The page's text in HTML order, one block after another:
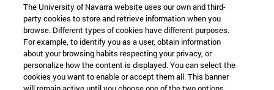
Información
TFNO +34 948 42 56 00
¿QUÉ GRADO TE INTERESA?
¿QUÉ MÁSTER TE INTERESA?
© Universidad de Navarra
The University of Navarra website uses our own and third-
party cookies to store and retrieve information when you
browse. Different types of cookies have different purposes.
For example, to identify you as a user, obtain information
about your browsing habits respecting your privacy, or
personalize how the content is displayed. You can select the
cookies you want to enable or accept them all. This banner